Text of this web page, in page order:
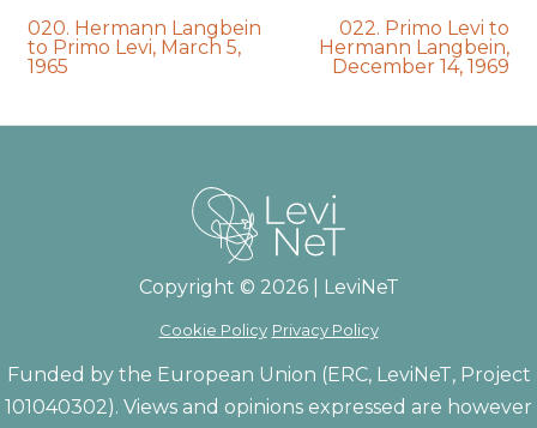
Previous
auction:
020. Hermann Langbein
to Primo Levi, March 5,
1965
Next
auction:
022. Primo Levi to
Hermann Langbein,
December 14, 1969
Copyright © 2026 | LeviNeT
Cookie Policy Privacy Policy
Funded by the European Union (ERC, LeviNeT, Project
101040302). Views and opinions expressed are however